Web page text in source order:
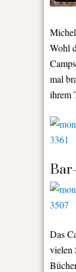
Wohl
mal
ihrem
Das
vielen